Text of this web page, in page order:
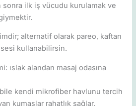
sonra ilk iş vücudu kurulamak ve
alternatif olarak pareo, kaftan
kullanabilirsin.
ıslak alandan masaj odasına
kendi mikrofiber havlunu tercih
kumaşlar rahatlık sağlar.